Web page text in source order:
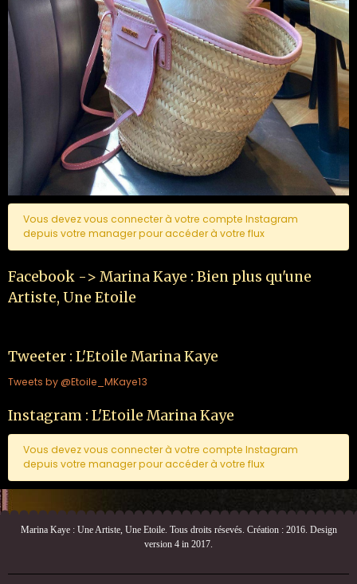
Vous devez vous connecter à votre compte Instagram
depuis votre manager pour accéder à votre flux
Facebook -> Marina Kaye : Bien plus qu'une
Artiste, Une Etoile
Tweeter : L'Etoile Marina Kaye
Tweets by @Etoile_MKaye13
Instagram : L'Etoile Marina Kaye
Vous devez vous connecter à votre compte Instagram
depuis votre manager pour accéder à votre flux
Marina Kaye : Une Artiste, Une Etoile. Tous droits résevés. Création : 2016. Design
version 4 in 2017.